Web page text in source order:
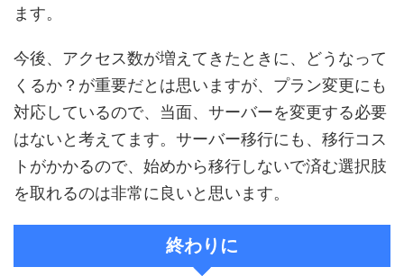
ます。
今後、アクセス数が増えてきたときに、どうなって
くるか？が重要だとは思いますが、プラン変更にも
対応しているので、当面、サーバーを変更する必要
はないと考えてます。サーバー移行にも、移行コス
トがかかるので、始めから移行しないで済む選択肢
を取れるのは非常に良いと思います。
終わりに